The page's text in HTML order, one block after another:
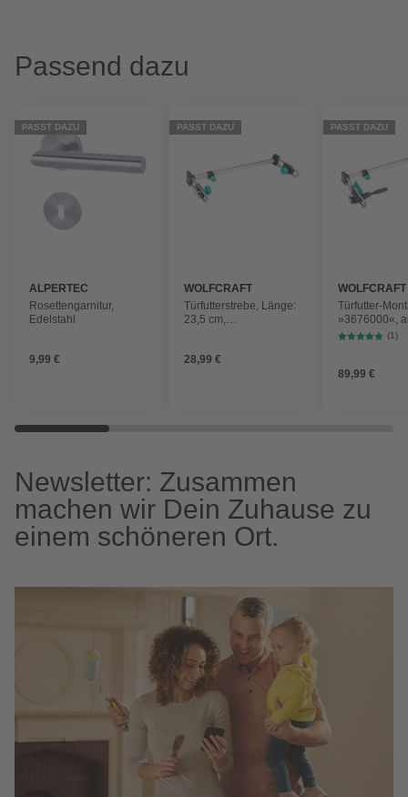
Passend dazu
PASST DAZU
ALPERTEC
Rosettengarnitur,
Edelstahl
9,99 €
PASST DAZU
WOLFCRAFT
Türfutterstrebe, Länge:
23,5 cm,
28,99 €
PASST DAZU
WOLFCRAFT
Türfutter-
»3676000«,
(1)
89,99 €
Newsletter: Zusammen
machen wir Dein Zuhause zu
einem schöneren Ort.